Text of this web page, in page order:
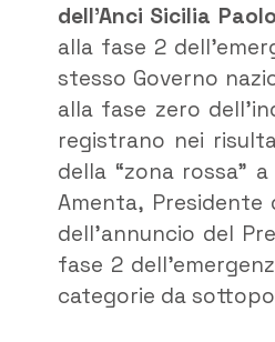
dell’Anci Sicilia
alla fase 2
stesso Governo
alla fase zero
registrano nei
della “zona rossa”
Amenta, Presidente
dell’annuncio del
fase 2
categorie da